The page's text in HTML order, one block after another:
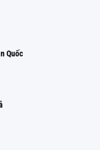
Quốc